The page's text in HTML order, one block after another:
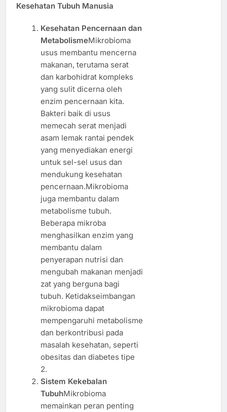
Kesehatan Tubuh Manusia
Kesehatan Pencernaan dan
MetabolismeMikrobioma
usus membantu mencerna
makanan, terutama serat
dan karbohidrat kompleks
yang sulit dicerna oleh
enzim pencernaan kita.
Bakteri baik di usus
memecah serat menjadi
asam lemak rantai pendek
yang menyediakan energi
untuk sel-sel usus dan
mendukung kesehatan
pencernaan.Mikrobioma
juga membantu dalam
metabolisme tubuh.
Beberapa mikroba
menghasilkan enzim yang
membantu dalam
penyerapan nutrisi dan
mengubah makanan menjadi
zat yang berguna bagi
tubuh. Ketidakseimbangan
mikrobioma dapat
mempengaruhi metabolisme
dan berkontribusi pada
masalah kesehatan, seperti
obesitas dan diabetes tipe
2.
Sistem Kekebalan
TubuhMikrobioma
memainkan peran penting